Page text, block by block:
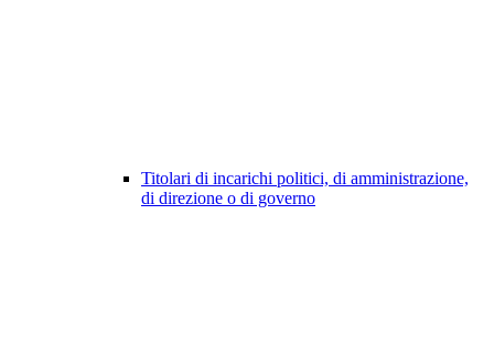
Titolari di incarichi politici, di amministrazione,
di direzione o di governo